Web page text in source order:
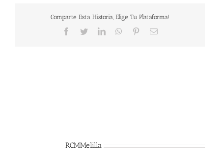
Comparte Esta Historia, Elige Tu Plataforma!
Facebook
TwitterLinkedInWhatsApp
PinterestCorreo
RCMMelilla